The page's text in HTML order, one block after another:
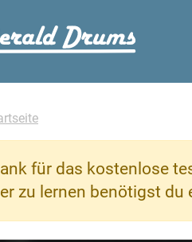
für das kostenlose
zu lernen benötigst du